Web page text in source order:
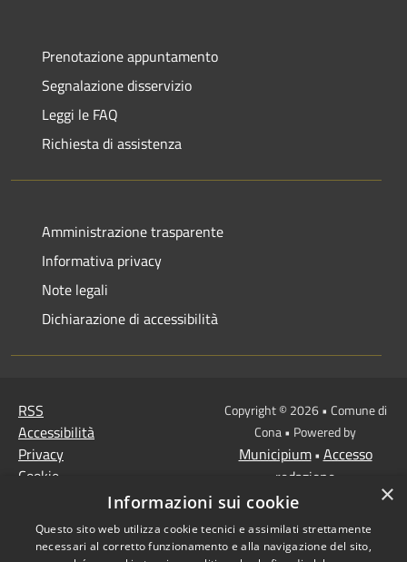
Prenotazione appuntamento
Segnalazione disservizio
Leggi le FAQ
Richiesta di assistenza
Amministrazione trasparente
Informativa privacy
Note legali
Dichiarazione di accessibilità
RSS
Accessibilità
Privacy
Cookie
MISSIONE 2 Rivoluzione
verde e transizione
Copyright © 2026 • Comune di
Cona • Powered by
Municipium• Accesso
redazione
×
Informazioni sui cookie
Questo sito web utilizza cookie tecnici e assimilati strettamente
necessari al corretto funzionamento e alla navigazione del sito,